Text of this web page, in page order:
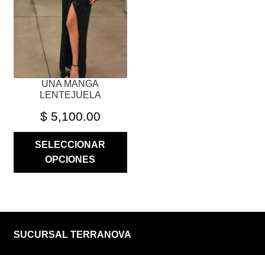
UNA MANGA
LENTEJUELA
$5,100.00
SELECCIONAR
OPCIONES
PUEDEN
ELEGIR
PÁGINA
SUCURSAL TERRANOVA